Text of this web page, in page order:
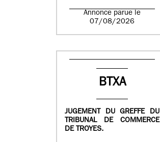
Annonce parue le
07/08/2026
BTXA
JUGEMENT DU GREFFE DU
TRIBUNAL DE COMMERCE
DE TROYES.